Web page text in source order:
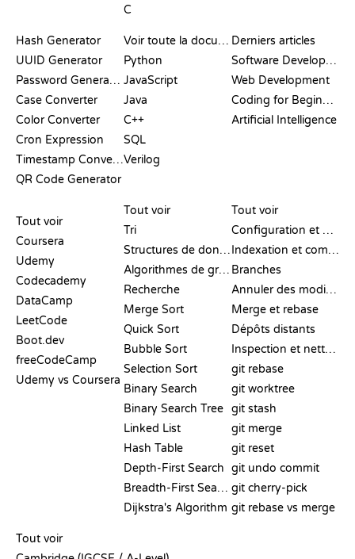
C
Hash Generator
UUID Generator
Password Generator
Case Converter
Color Converter
Cron Expression
Timestamp Converter
QR Code Generator
Voir toute la documentation
Python
JavaScript
Java
C++
SQL
Verilog
Derniers articles
Software Development
Web Development
Coding for Beginners
Artificial Intelligence
Tout voir
Coursera
Udemy
Codecademy
DataCamp
LeetCode
Boot.dev
freeCodeCamp
Udemy vs Coursera
Tout voir
Tri
Structures de données
Algorithmes de graphes
Recherche
Merge Sort
Quick Sort
Bubble Sort
Selection Sort
Binary Search
Binary Search Tree
Linked List
Hash Table
Depth-First Search
Breadth-First Search
Dijkstra's Algorithm
Tout voir
Configuration et mise en place
Indexation et commit
Branches
Annuler des modifications
Merge et rebase
Dépôts distants
Inspection et nettoyage
git rebase
git worktree
git stash
git merge
git reset
git undo commit
git cherry-pick
git rebase vs merge
Tout voir